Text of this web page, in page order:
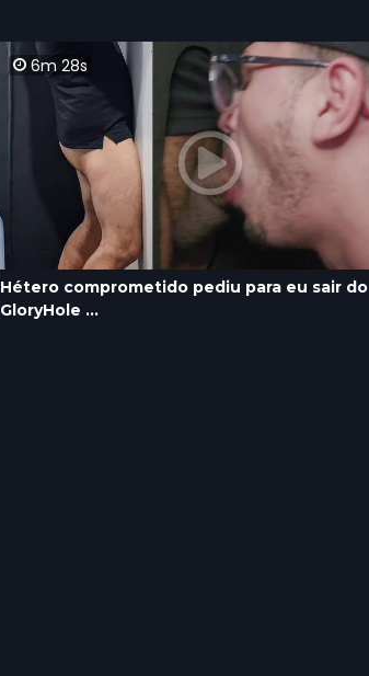
6m 28s
Hétero comprometido pediu para eu sair do
GloryHole ...